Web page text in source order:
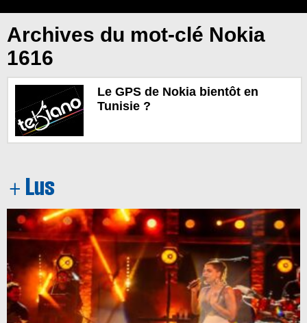
Archives du mot-clé Nokia
1616
Le GPS de Nokia bientôt en
Tunisie ?